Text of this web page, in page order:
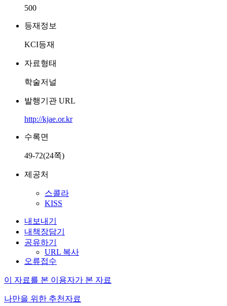
500
등재정보
KCI등재
자료형태
학술저널
발행기관 URL
http://kjae.or.kr
수록면
49-72(24쪽)
제공처
스콜라
KISS
내보내기
내책장담기
공유하기
URL 복사
오류접수
이 자료를 본 이용자가 본 자료
나만을 위한 추천자료